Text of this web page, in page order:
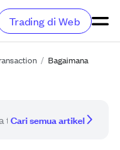
Trading di Web
/ Bagaimana
Cari semua artikel